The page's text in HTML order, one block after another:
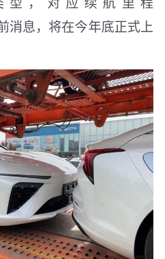
消息，将在今年底正式上